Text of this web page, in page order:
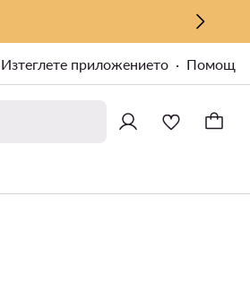
Изтеглете приложението Помощ